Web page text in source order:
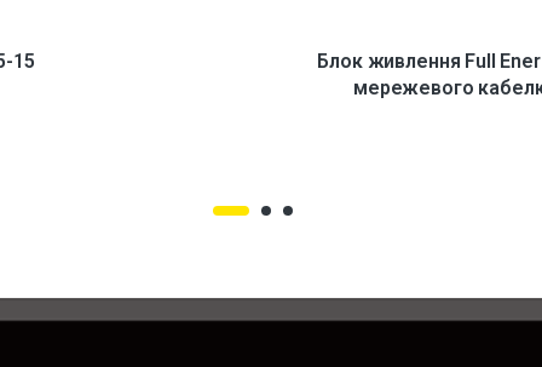
15
Блок живлення Full
мережевого